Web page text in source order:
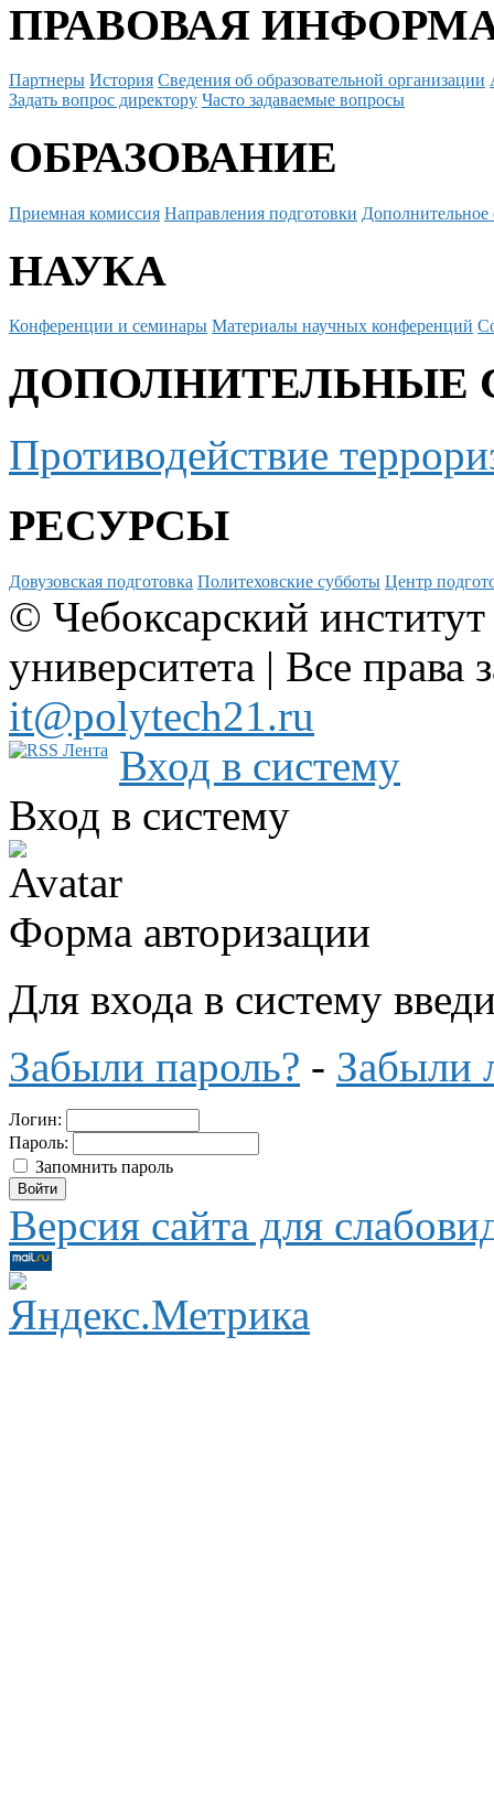
ПРАВОВАЯ
Партнеры История Сведения об образовательной организации
Задать вопрос директору Часто задаваемые вопросы
ОБРАЗОВАНИЕ
Приемная комиссия Направления подготовки Дополнительное
НАУКА
Конференции и семинары Материалы научных конференций
ДОПОЛНИТЕЛЬНЫЕ
Противодействие
РЕСУРСЫ
Довузовская подготовка Политеховские субботы Центр
© Чебоксарский
университета | Все
it@polytech21.ru
Вход в систему
Вход в систему
Форма авторизации
Для входа в систему
Забыли пароль? - Забыли
Логин:
Пароль:
Запомнить пароль
Версия сайта для